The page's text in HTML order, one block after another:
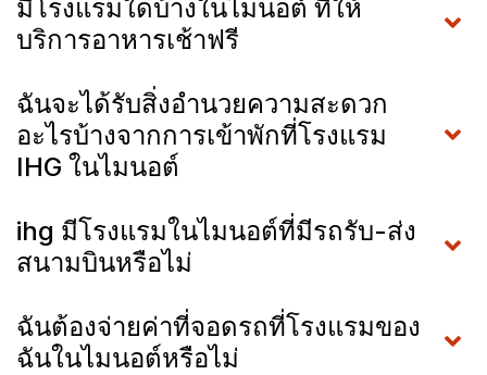
มีโรงแรมใดบ้างในไมนอต์ ที่ให้
บริการอาหารเช้าฟรี
ฉันจะได้รับสิ่งอำนวยความสะดวก
อะไรบ้างจากการเข้าพักที่โรงแรม
IHG ในไมนอต์
ihg มีโรงแรมในไมนอต์ที่มีรถรับ-ส่ง
สนามบินหรือไม่
ฉันต้องจ่ายค่าที่จอดรถที่โรงแรมของ
ฉันในไมนอต์หรือไม่